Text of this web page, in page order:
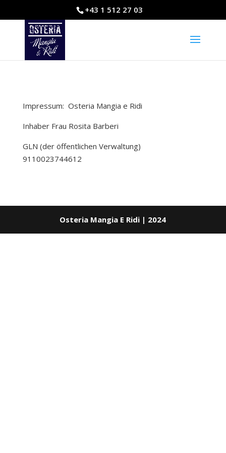
+43 1 512 27 03
Impressum: Osteria Mangia e Ridi
Inhaber Frau Rosita Barberi
GLN (der öffentlichen Verwaltung)
9110023744612
Osteria Mangia E Ridi | 2024